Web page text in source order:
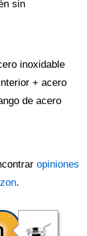
sin
inoxidable
+ acero
de acero
opiniones
.